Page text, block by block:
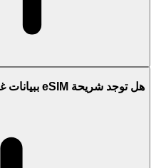
هل توجد شريحة eSIM ببيانات غير محدودة في كوستاريكا؟